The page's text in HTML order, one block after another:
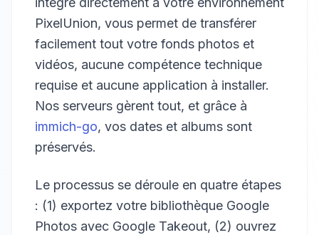
PixelUnion, vous permet de transférer
facilement tout votre fonds photos et
vidéos, aucune compétence technique
requise et aucune application à installer.
Nos serveurs gèrent tout, et grâce à
immich-go, vos dates et albums sont
préservés.
Le processus se déroule en quatre étapes
: (1) exportez votre bibliothèque Google
Photos avec Google Takeout, (2) ouvrez